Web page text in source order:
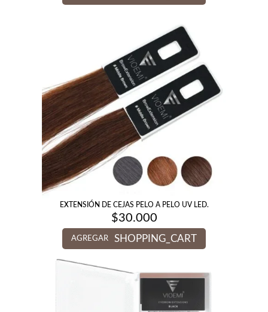
EXTENSIÓN DE CEJAS PELO A PELO UV LED.
$30.000
AGREGAR SHOPPING_CART